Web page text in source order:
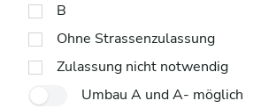
B
Ohne Strassenzulassung
Zulassung nicht notwendig
Umbau A und A- möglich